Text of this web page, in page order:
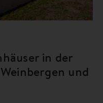
in der
und